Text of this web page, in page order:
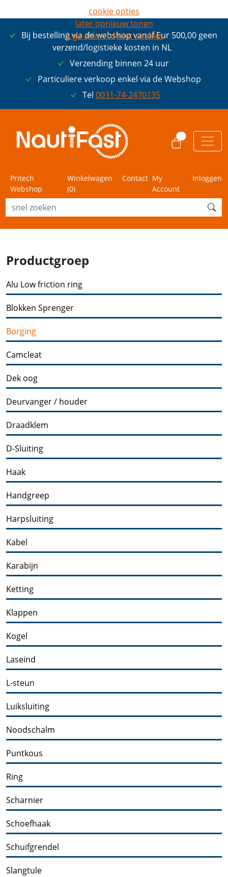
Bij bestelling via de webshop vanaf Eur 500,00 geen
verzend/logistieke kosten in NL
Verzending binnen 24 uur
Particuliere verkoop enkel via de Webshop
Tel 0031-74-2470135
Pritech
Webshop
Winkelwagen
(0)
Contact My
Account
Inloggen
Productgroep
Alu Low friction ring
Blokken Sprenger
Borging
Camcleat
Dek oog
Deurvanger / houder
Draadklem
D-Sluiting
Haak
Handgreep
Harpsluiting
Kabel
Karabijn
Ketting
Klappen
Kogel
Laseind
L-steun
Luiksluiting
Noodschalm
Puntkous
Ring
Scharnier
Schoefhaak
Schuifgrendel
Slangtule
cookie opties
later opnieuw tonen
ik ga akkoord met cookies